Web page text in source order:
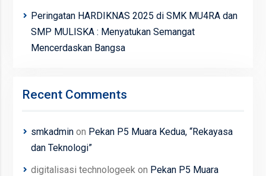
Peringatan HARDIKNAS 2025 di SMK MU4RA dan
SMP MULISKA : Menyatukan Semangat
Mencerdaskan Bangsa
Recent Comments
smkadminon Pekan P5 Muara Kedua, “Rekayasa
dan Teknologi”
digitalisasi technologeek on Pekan P5 Muara